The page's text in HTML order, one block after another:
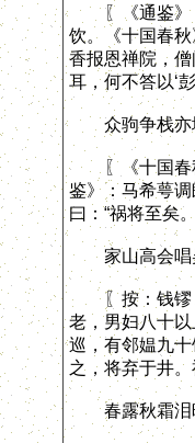
〖《通鉴》：
饮。《十国春
香报恩禅院，
耳，何不答以‘
众驹争栈亦堪
〖《十国春秋
鉴》：马希萼
曰：“祸将至矣
家山高会唱吴
〖按：钱镠，
老，男妇八十
巡，有邻媪九
之，将弃于井
春露秋霜泪暗